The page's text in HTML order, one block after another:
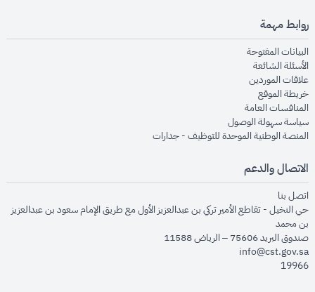
روابط مهمة
البيانات المفتوحةopens in new window
الأسئلة الشائعةopens in new window
علاقات الموردينopens in new window
خريطة الموقعopens in new window
المنافسات العامةopens in new window
سياسة سهولة الوصولopens in new window
المنصة الوطنية الموحدة للتوظيف - جداراتopens in new window
الاتصال والدعم
اتصل بنا
حي النخيل - تقاطع الأمير تركي بن عبدالعزيز الأول مع طريق الإمام سعود بن عبدالعزيز
بن محمد
صندوق البريد 75606 – الرياض 11588
info@cst.gov.sa
19966